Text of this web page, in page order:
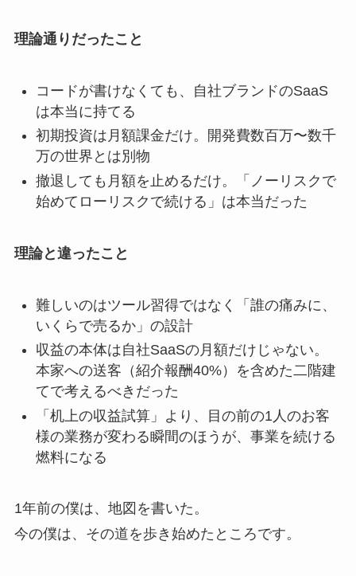
理論通りだったこと
コードが書けなくても、自社ブランドのSaaS
は本当に持てる
初期投資は月額課金だけ。開発費数百万〜数千
万の世界とは別物
撤退しても月額を止めるだけ。「ノーリスクで
始めてローリスクで続ける」は本当だった
理論と違ったこと
難しいのはツール習得ではなく「誰の痛みに、
いくらで売るか」の設計
収益の本体は自社SaaSの月額だけじゃない。
本家への送客（紹介報酬40%）を含めた二階建
てで考えるべきだった
「机上の収益試算」より、目の前の1人のお客
様の業務が変わる瞬間のほうが、事業を続ける
燃料になる
1年前の僕は、地図を書いた。
今の僕は、その道を歩き始めたところです。